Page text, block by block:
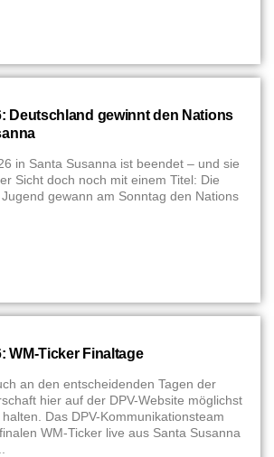
Deutschland gewinnt den Nations
in Santa Susanna ist beendet – und sie
Sicht doch noch mit einem Titel: Die
gewann am Sonntag den Nations
WM-Ticker Finaltage
an den entscheidenden Tagen der
hier auf der DPV-Website möglichst
Das DPV-Kommunikationsteam
WM-Ticker live aus Santa Susanna